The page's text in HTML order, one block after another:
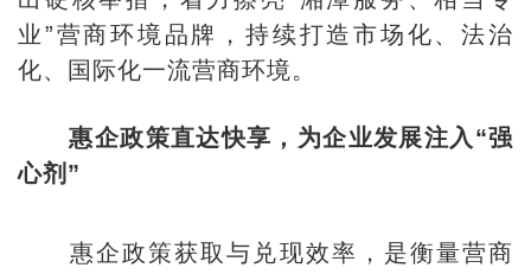
业”营商环境品牌，持续打造市场化、法治
化、国际化一流营商环境。
惠企政策直达快享，为企业发展注入“强
心剂”
惠企政策获取与兑现效率，是衡量营商